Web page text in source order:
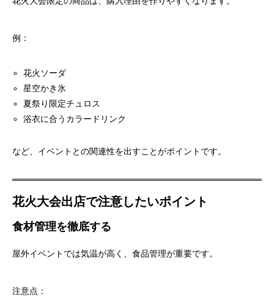
例：
花火ソーダ
星空かき氷
夏祭り限定チュロス
浴衣に合うカラードリンク
など、イベントとの関連性を出すことがポイントです。
花火大会出店で注意したいポイント
食材管理を徹底する
屋外イベントでは気温が高く、食品管理が重要です。
注意点：